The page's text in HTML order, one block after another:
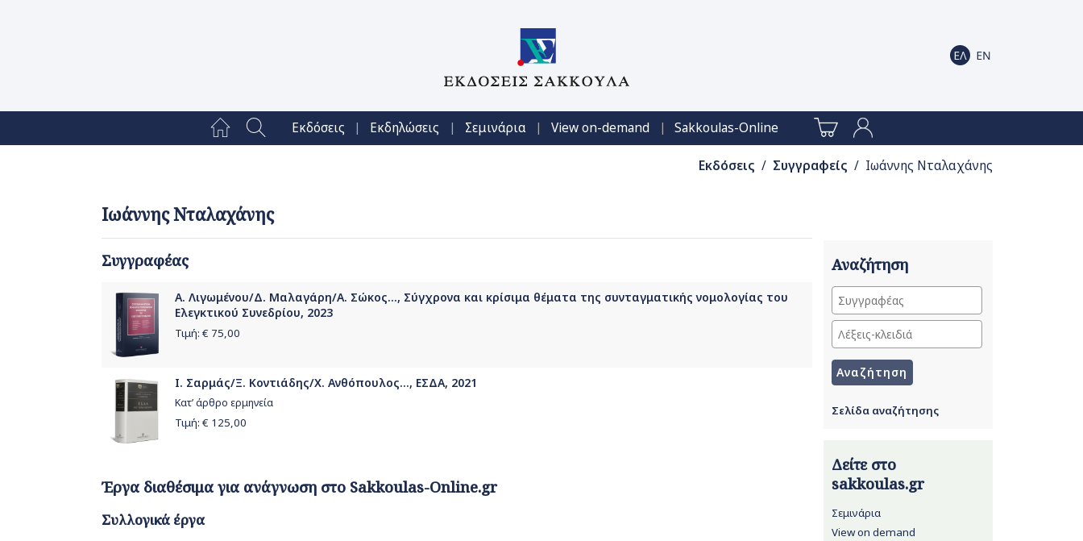
Εκδόσεις | Εκδηλώσεις | Σεμινάρια | View on-demand | Sakkoulas-Online
Εκδόσεις / Συγγραφείς / Ιωάννης Νταλαχάνης
Ιωάννης Νταλαχάνης
Συγγραφέας
Α. Λιγωμένου/Δ. Μαλαγάρη/Α. Σώκος..., Σύγχρονα και κρίσιμα θέματα της συνταγματικής νομολογίας του
Ελεγκτικού Συνεδρίου, 2023
Τιμή: € 75,00
Ι. Σαρμάς/Ξ. Κοντιάδης/Χ. Ανθόπουλος..., ΕΣΔΑ, 2021
Κατ’ άρθρο ερμηνεία
Τιμή: € 125,00
Έργα διαθέσιμα για ανάγνωση στο Sakkoulas-Online.gr
Συλλογικά έργα
Αναζήτηση
Σελίδα αναζήτησης
Δείτε στο
sakkoulas.gr
Σεμινάρια
View on demand